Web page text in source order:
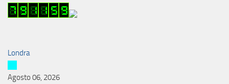
Londra
Agosto 06, 2026